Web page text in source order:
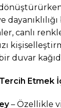
canlı
duvar
Tercih Etmek
– Özellikle